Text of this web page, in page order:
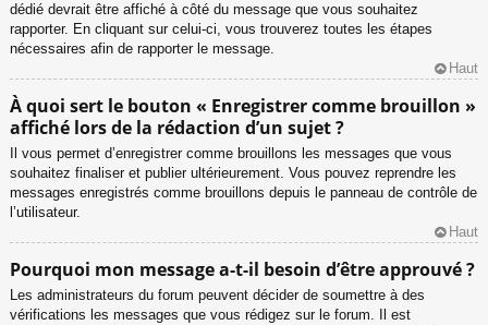
dédié devrait être affiché à côté du message que vous souhaitez
rapporter. En cliquant sur celui-ci, vous trouverez toutes les étapes
nécessaires afin de rapporter le message.
Haut
À quoi sert le bouton « Enregistrer comme brouillon »
affiché lors de la rédaction d’un sujet ?
Il vous permet d’enregistrer comme brouillons les messages que vous
souhaitez finaliser et publier ultérieurement. Vous pouvez reprendre les
messages enregistrés comme brouillons depuis le panneau de contrôle de
l’utilisateur.
Haut
Pourquoi mon message a-t-il besoin d’être approuvé ?
Les administrateurs du forum peuvent décider de soumettre à des
vérifications les messages que vous rédigez sur le forum. Il est